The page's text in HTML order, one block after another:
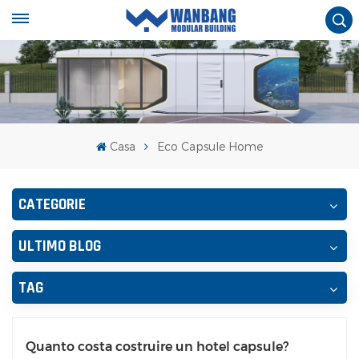
Casa Eco Capsule Home
CATEGORIE
ULTIMO BLOG
TAG
Quanto costa costruire un hotel capsule?